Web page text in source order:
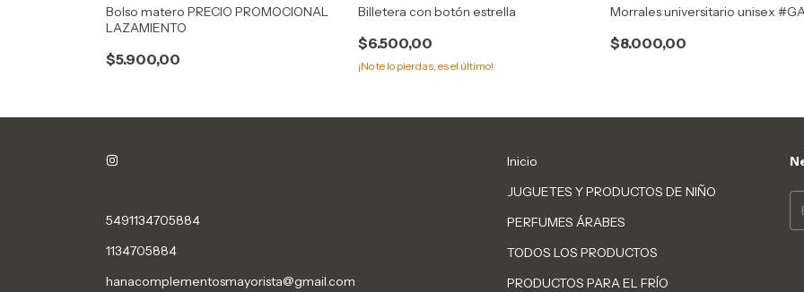
Bolso matero PRECIO PROMOCIONAL
LAZAMIENTO
$5.900,00
Billetera con botón estrella
$6.500,00
¡No te lo pierdas, es el último!
Morrales universitario unisex
$8.000,00
5491134705884
1134705884
hanacomplementosmayorista@gmail.com
Inicio
JUGUETES Y PRODUCTOS DE NIÑO
PERFUMES ÁRABES
TODOS LOS PRODUCTOS
PRODUCTOS PARA EL FRÍO